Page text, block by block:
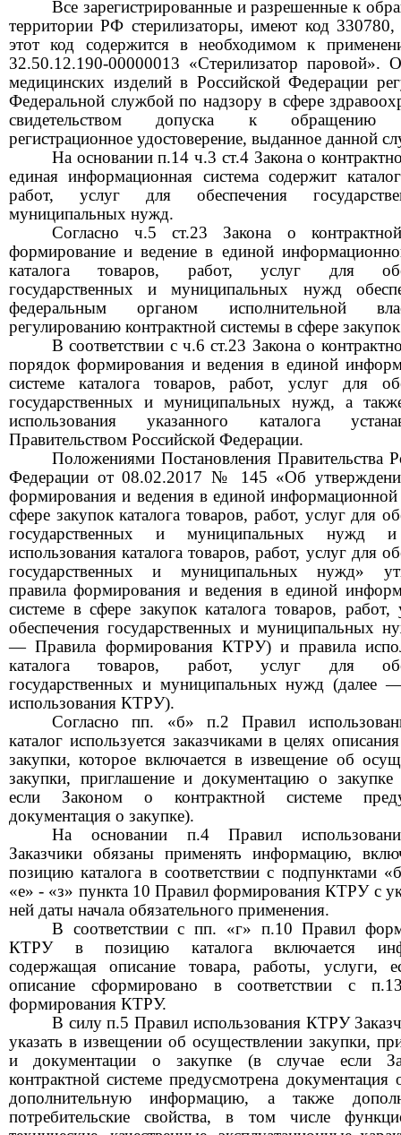
Все зарегистрированные и разрешенные к
территории РФ стерилизаторы, имеют код
этот код содержится в необходимом к
32.50.12.190-00000013 «Стерилизатор паровой».
медицинских изделий в Российской Федерации
Федеральной службой по надзору в сфере
свидетельством допуска к обращению
регистрационное удостоверение, выданное данной
На основании п.14 ч.3 ст.4 Закона о
единая информационная система содержит
работ, услуг для обеспечения
муниципальных нужд.
Согласно ч.5 ст.23 Закона о
формирование и ведение в единой
каталога товаров, работ, услуг для
государственных и муниципальных нужд
федеральным органом исполнительной
регулированию контрактной системы в сфере
В соответствии с ч.6 ст.23 Закона о
порядок формирования и ведения в единой
системе каталога товаров, работ, услуг для
государственных и муниципальных нужд, а
использования указанного каталога
Правительством Российской Федерации.
Положениями Постановления Правительства
Федерации от 08.02.2017 № 145 «Об
формирования и ведения в единой информационной
сфере закупок каталога товаров, работ, услуг для
государственных и муниципальных нужд
использования каталога товаров, работ, услуг для
государственных и муниципальных нужд»
правила формирования и ведения в единой
системе в сфере закупок каталога товаров, работ,
обеспечения государственных и муниципальных
— Правила формирования КТРУ) и правила
каталога товаров, работ, услуг для
государственных и муниципальных нужд (далее
использования КТРУ).
Согласно пп. «б» п.2 Правил
каталог используется заказчиками в целях
закупки, которое включается в извещение об
закупки, приглашение и документацию о закупке
если Законом о контрактной системе
документация о закупке).
На основании п.4 Правил
Заказчики обязаны применять информацию,
позицию каталога в соответствии с подпунктами
«е» - «з» пункта 10 Правил формирования КТРУ с
ней даты начала обязательного применения.
В соответствии с пп. «г» п.10 Правил
КТРУ в позицию каталога включается
содержащая описание товара, работы, услуги,
описание сформировано в соответствии с
формирования КТРУ.
В силу п.5 Правил использования КТРУ
указать в извещении об осуществлении закупки,
и документации о закупке (в случае если
контрактной системе предусмотрена документация
дополнительную информацию, а также
потребительские свойства, в том числе